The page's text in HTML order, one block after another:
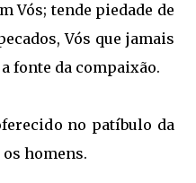
Vós; tende piedade de
Vós que jamais
fonte da compaixão.
no patíbulo da
homens.